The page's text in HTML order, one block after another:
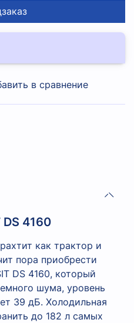
в сравнение
DS 4160
как трактор и
пора приобрести
DS 4160, который
шума, уровень
39 дБ. Холодильная
до 182 л самых